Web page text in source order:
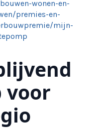
wonen-en-
premies-en-
mijn-
voor